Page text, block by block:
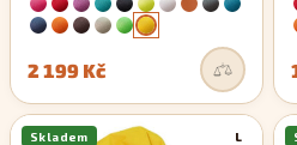
2 199 Kč
L
Skladem